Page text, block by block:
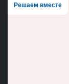
Решаем вместе